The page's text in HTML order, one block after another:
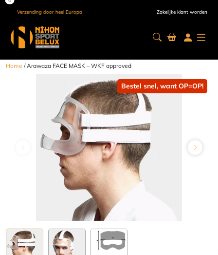
Verzending door heel Europa Zakelijke klant worden
Home / Arawaza FACE MASK – WKF approved
Bestel snel, want OP=OP!